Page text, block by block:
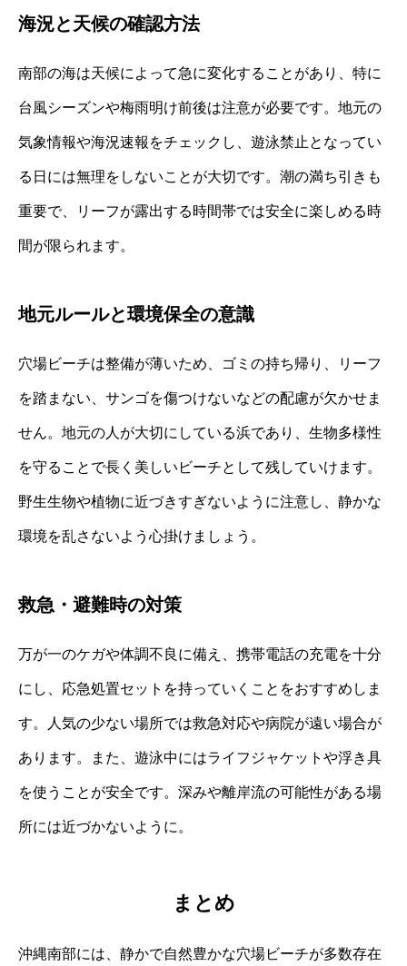
海況と天候の確認方法
南部の海は天候によって急に変化することがあり、特に
台風シーズンや梅雨明け前後は注意が必要です。地元の
気象情報や海況速報をチェックし、遊泳禁止となってい
る日には無理をしないことが大切です。潮の満ち引きも
重要で、リーフが露出する時間帯では安全に楽しめる時
間が限られます。
地元ルールと環境保全の意識
穴場ビーチは整備が薄いため、ゴミの持ち帰り、リーフ
を踏まない、サンゴを傷つけないなどの配慮が欠かせま
せん。地元の人が大切にしている浜であり、生物多様性
を守ることで長く美しいビーチとして残していけます。
野生生物や植物に近づきすぎないように注意し、静かな
環境を乱さないよう心掛けましょう。
救急・避難時の対策
万が一のケガや体調不良に備え、携帯電話の充電を十分
にし、応急処置セットを持っていくことをおすすめしま
す。人気の少ない場所では救急対応や病院が遠い場合が
あります。また、遊泳中にはライフジャケットや浮き具
を使うことが安全です。深みや離岸流の可能性がある場
所には近づかないように。
まとめ
沖縄南部には、静かで自然豊かな穴場ビーチが多数存在